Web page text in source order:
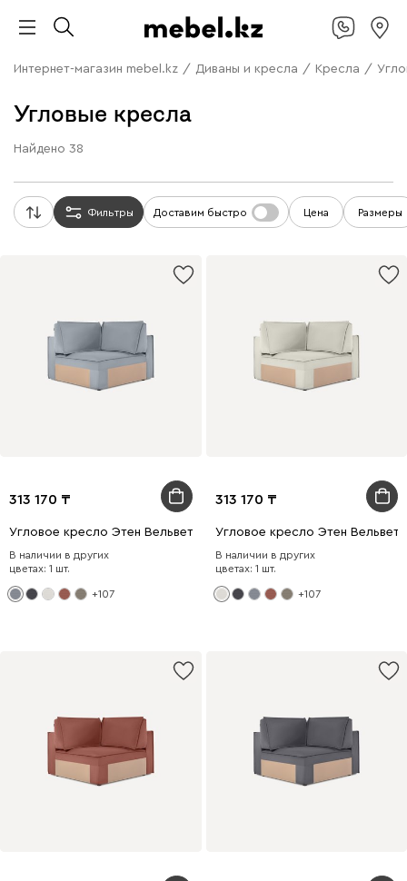
Интернет-магазин mebel.kz / Диваны и кресла / Кресла /
Угловые кресла
Найдено 38
Фильтры Доставим быстро Цена Размеры
313 170
Угловое кресло Этен Вельвет Светло-серый
В наличии в других
цветах: 1 шт.
+107
313 170
Угловое кресло Этен Вельвет
В наличии в других
цветах: 1 шт.
+107